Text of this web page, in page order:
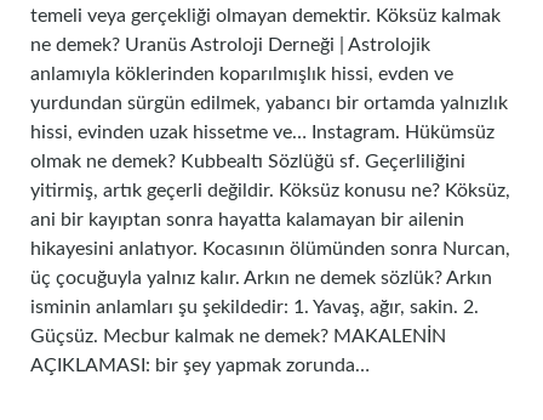
temeli veya gerçekliği olmayan demektir. Köksüz kalmak
ne demek? Uranüs Astroloji Derneği | Astrolojik
anlamıyla köklerinden koparılmışlık hissi, evden ve
yurdundan sürgün edilmek, yabancı bir ortamda yalnızlık
hissi, evinden uzak hissetme ve… Instagram. Hükümsüz
olmak ne demek? Kubbealtı Sözlüğü sf. Geçerliliğini
yitirmiş, artık geçerli değildir. Köksüz konusu ne? Köksüz,
ani bir kayıptan sonra hayatta kalamayan bir ailenin
hikayesini anlatıyor. Kocasının ölümünden sonra Nurcan,
üç çocuğuyla yalnız kalır. Arkın ne demek sözlük? Arkın
isminin anlamları şu şekildedir: 1. Yavaş, ağır, sakin. 2.
Güçsüz. Mecbur kalmak ne demek? MAKALENİN
AÇIKLAMASI: bir şey yapmak zorunda…